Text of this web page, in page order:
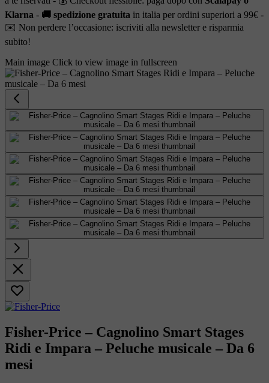
Klarna - 🚚 spedizione gratuita in italia per ordini superiori a 99€ -
✉️ Non perdere l’occasione: iscriviti alla newsletter e risparmia
subito!
Main image Click to view image in fullscreen
View
image
View
image
View
image
View
image
View
image
View
image
Fisher-Price – Cagnolino Smart Stages
Ridi e Impara – Peluche musicale – Da 6
mesi